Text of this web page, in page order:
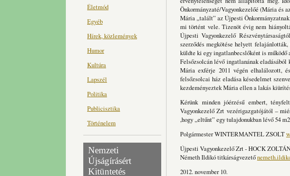
Életmód
Egyéb
Hírek, közlemények
Humor
Kultúra
Lapszél
Politika
Publicisztika
Történelem
Nemzeti
Újságírásért
Kitüntetés
Önkormányzaté/Vagyonkezelőé (Mária és
Mária „talált” az Újpesti
mi történt vele. Tizenöt évig nem
Újpesti Vagyonkezelő
szerződés megkötése helyett
küldte ki egy ingatlanbecslőként is
Felsőzsolcán lévő ingatlanának
Mária exférje 2011 végén elhalálozott,
felsőzsolcai ház eladása késedelmet
kezdeményeztek Mária ellen a lakás
Kérünk minden jóérzésű embert,
Vagyonkezelő Zrt vezérigazgatójától –
,hogy „eltűnt” egy tulajdonukban lévő 54
Polgármester WINTERMANTEL ZSOLT
Újpesti Vagyonkezelő Zrt - HOCK
Németh Ildikó titkárságvezető
2012. november 10.